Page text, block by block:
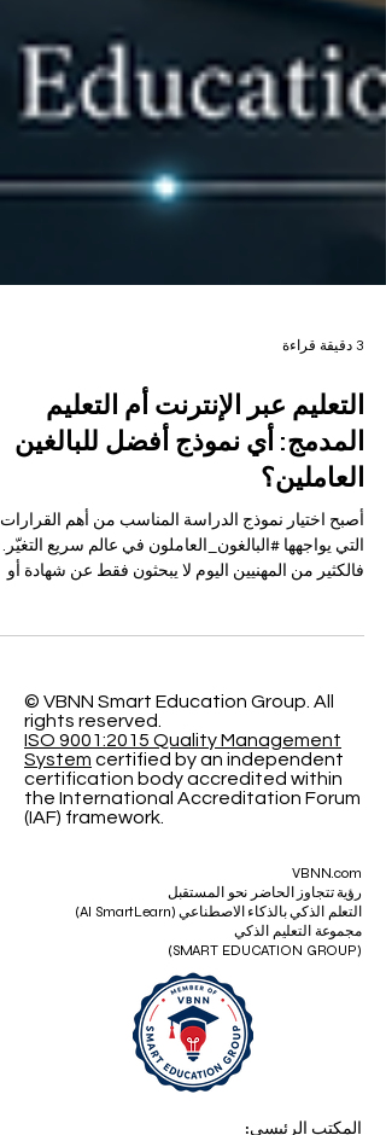
التعليم عبر الإنترنت أم التعليم
المدمج: أي نموذج أفضل للبالغين
العاملين؟
أصبح اختيار نموذج الدراسة المناسب من أهم القرارات
التي يواجهها #البالغون_العاملون في عالم سريع التغيّر.
سؤال مهم: هل #التعليم_عبر_الإنترنت هو الخيار
أم أن #التعليم_المدمج يقدم تجربة أكثر توازناً؟ يعتمد
الجواب على طبيعة حياة كل متعلم، ووقته، وأسلوب
تعلمه، وأهدافه المهنية.
© VBNN Smart Education Group.All
rights reserved.
ISO 9001:2015 Quality Management
Systemcertified by an independent
certification body accredited within
the International Accreditation Forum
VBNN.com
رؤية تتجاوز الحاضر نحو المستقبل
التعلم الذكي بالذكاء الاصطناعي (AI SmartLearn)